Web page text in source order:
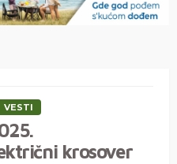
VESTI
krosover